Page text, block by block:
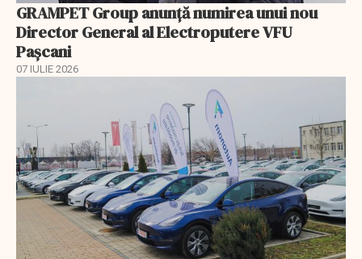
GRAMPET Group anunță numirea unui nou
Director General al Electroputere VFU
Pașcani
07 IULIE 2026